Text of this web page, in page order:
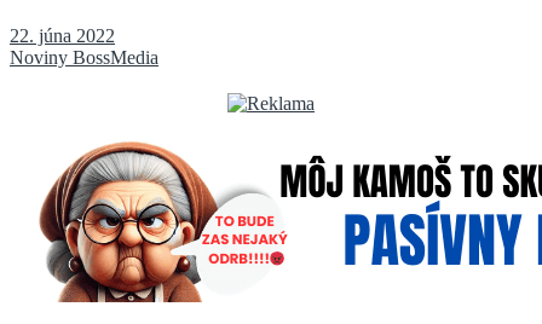
22. júna 2022
Noviny BossMedia